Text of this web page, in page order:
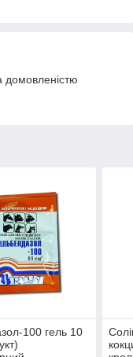
домовленістю
100 гель 10